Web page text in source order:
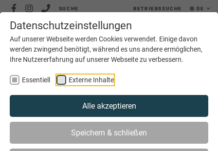
Datenschutzeinstellungen
Auf unserer Webseite werden Cookies verwendet. Einige davon
werden zwingend benötigt, während es uns andere ermöglichen,
Ihre Nutzererfahrung auf unserer Webseite zu verbessern.
Essentiell Externe Inhalte
Alle akzeptieren
Speichern & schließen
SUCHE BETRIEBSSUCHE DE
MENÜ
SERVICE JOBS
JOBBÖRSE
TISCHLER (M/W/D) | WINTER & WULFERS GMBH,